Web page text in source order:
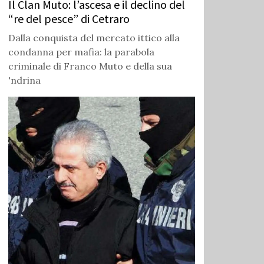
Il Clan Muto: l’ascesa e il declino del
“re del pesce” di Cetraro
Dalla conquista del mercato ittico alla
condanna per mafia: la parabola
criminale di Franco Muto e della sua
'ndrina